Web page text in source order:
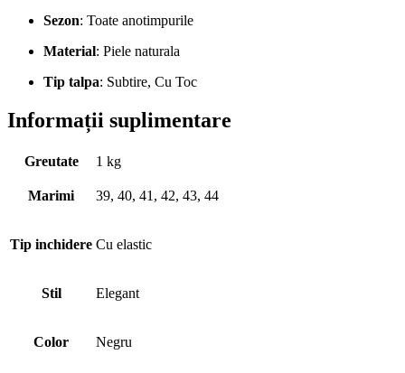
Sezon: Toate anotimpurile
Material: Piele naturala
Tip talpa: Subtire, Cu Toc
Informații suplimentare
Greutate 1 kg
Marimi 39, 40, 41, 42, 43, 44
Tip inchidere Cu elastic
Stil Elegant
Color Negru